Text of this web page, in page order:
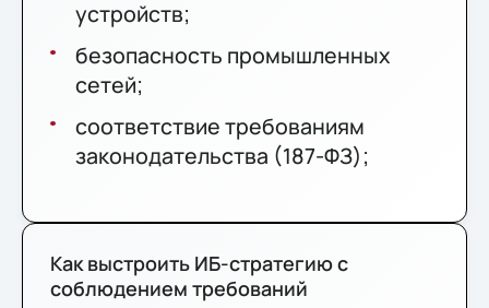
устройств;
безопасность промышленных
сетей;
соответствие требованиям
законодательства (187-ФЗ);
Как выстроить ИБ-стратегию с
соблюдением требований